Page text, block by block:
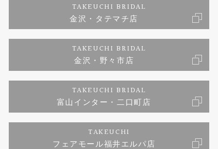
富山指輪工房｜手作り結婚指輪 and 婚約指輪
富山指輪工房｜手作り婚約指輪プロポーズプラン
プライバシーポリシー
TAKEUCHI BRIDAL
金沢・タテマチ店
TAKEUCHI BRIDAL
金沢・野々市店
TAKEUCHI BRIDAL
富山インター・二口町店
TAKEUCHI
フェアモール福井エルパ店